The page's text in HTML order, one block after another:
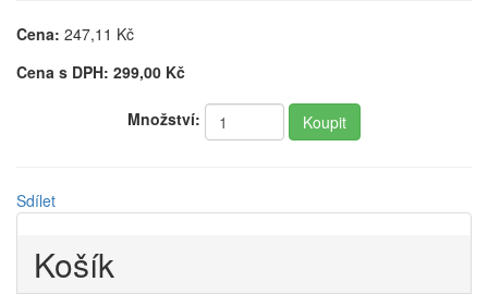
Cena: 247,11 Kč
Cena s DPH: 299,00 Kč
Množství:
Sdílet
Košík